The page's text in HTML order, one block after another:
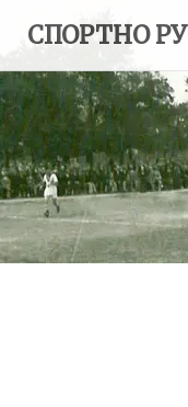
content
СПОРТНО